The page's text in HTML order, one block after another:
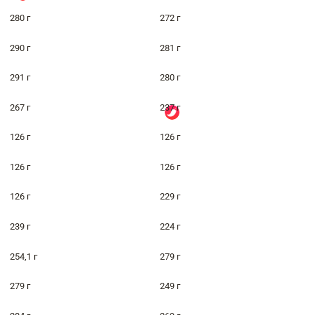
280 г 272 г
290 г 281 г
291 г 280 г
267 г 237 г
126 г 126 г
126 г 126 г
126 г 229 г
239 г 224 г
254,1 г 279 г
279 г 249 г